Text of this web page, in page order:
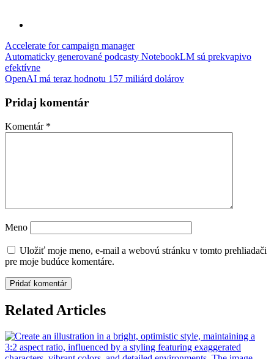
Accelerate for campaign manager
Navigácia
v
Automaticky generované podcasty NotebookLM sú prekvapivo
efektívne
OpenAI má teraz hodnotu 157 miliárd dolárov
Pridaj komentár
Komentár *
Meno
Uložiť moje meno, e-mail a webovú stránku v tomto prehliadači
pre moje budúce komentáre.
Related Articles